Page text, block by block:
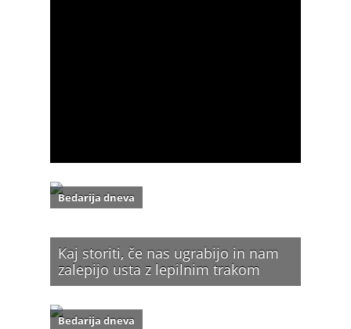
Kaj storiti, če nas ugrabijo in nam
zalepijo usta z lepilnim trakom
Bedarija dneva
Bedarija dneva